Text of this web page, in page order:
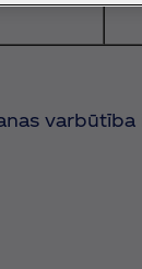
varbūtība